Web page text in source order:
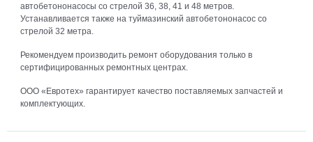
автобетононасосы со стрелой 36, 38, 41 и 48 метров.
Устанавливается также на туймазинский автобетононасос со
стрелой 32 метра.
Рекомендуем производить ремонт оборудования только в
сертифицированных ремонтных центрах.
ООО «Евротех» гарантирует качество поставляемых запчастей и
комплектующих.